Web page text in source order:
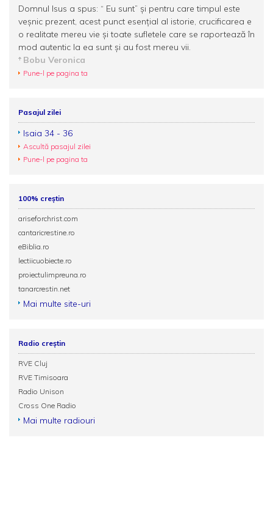
Domnul Isus a spus: “ Eu sunt” și pentru care timpul este
veșnic prezent, acest punct esențial al istorie, crucificarea e
o realitate mereu vie și toate sufletele care se raportează în
mod autentic la ea sunt și au fost mereu vii.
Bobu Veronica
Pune-l pe pagina ta
Pasajul zilei
Isaia 34 - 36
Ascultă pasajul zilei
Pune-l pe pagina ta
100% creștin
ariseforchrist.com
cantaricrestine.ro
eBiblia.ro
lectiicuobiecte.ro
proiectulimpreuna.ro
tanarcrestin.net
Mai multe site-uri
Radio creștin
RVE Cluj
RVE Timisoara
Radio Unison
Cross One Radio
Mai multe radiouri